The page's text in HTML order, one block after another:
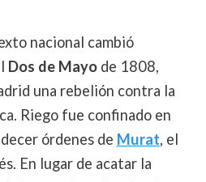
nacional cambió
Dos de Mayode 1808,
una rebelión contra la
Riego fue confinado en
órdenes de Murat, el
En lugar de acatar la